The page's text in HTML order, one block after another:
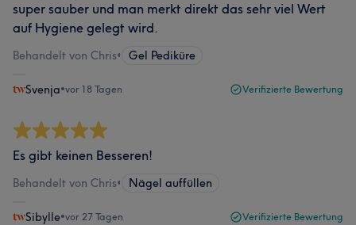
super sauber und man merkt direkt das sehr viel Wert
auf Hygiene gelegt wird.
Behandelt von Chris• Gel Pediküre
Svenja•vor 18 Tagen Verifizierte Bewertung
Es gibt keinen Besseren!
Behandelt von Chris• Nägel auffüllen
Sibylle•vor 27 Tagen Verifizierte Bewertung